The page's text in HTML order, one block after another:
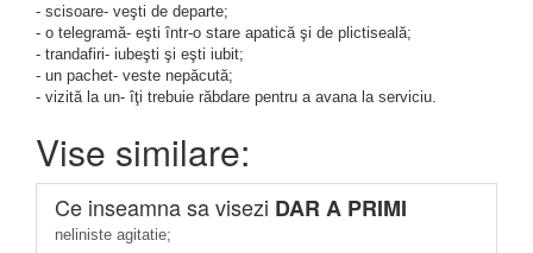
- scisoare- veşti de departe;
- o telegramă- eşti într-o stare apatică şi de plictiseală;
- trandafiri- iubeşti şi eşti iubit;
- un pachet- veste nepăcută;
- vizită la un- îţi trebuie răbdare pentru a avana la serviciu.
Vise similare:
Ce inseamna sa visezi DAR A PRIMI
neliniste agitatie;